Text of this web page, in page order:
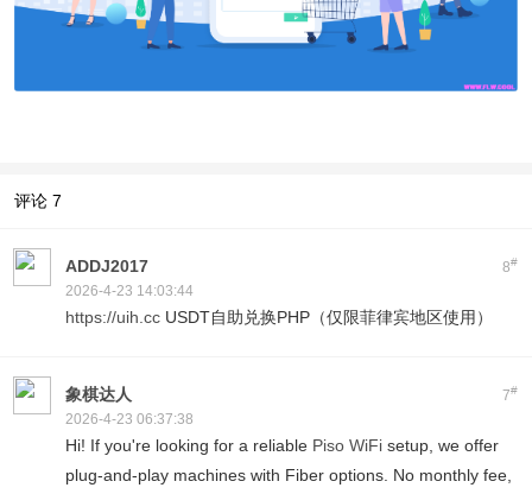
评论 7
8#
ADDJ2017
2026-4-23 14:03:44
https://uih.cc USDT自助兑换PHP（仅限菲律宾地区使用）
7#
象棋达人
2026-4-23 06:37:38
Hi! If you're looking for a reliable Piso WiFi setup, we offer
plug-and-play machines with Fiber options. No monthly fee,